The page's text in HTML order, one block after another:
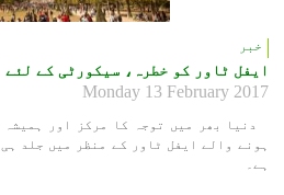
خبر
ایفل ٹاور کو خطرہ، سیکورٹی کے لئے
Monday 13 February 2017
دنیا بھر میں توجہ کا مرکز اور
ہونے والے ایفل ٹاور کے منظر میں جلد
ہے۔